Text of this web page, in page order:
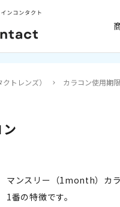
トレンズ） カラコン使用期
マンスリー（1month）カ
1番の特徴です。